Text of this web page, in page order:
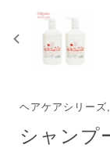
ヘアケアシリーズ
シャンプ